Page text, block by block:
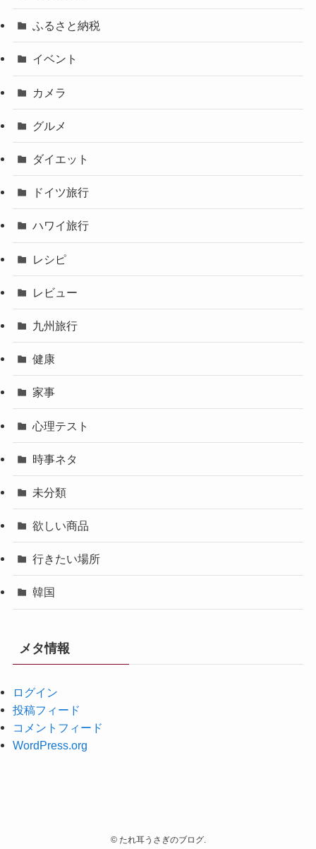
ふるさと納税
イベント
カメラ
グルメ
ダイエット
ドイツ旅行
ハワイ旅行
レシピ
レビュー
九州旅行
健康
家事
心理テスト
時事ネタ
未分類
欲しい商品
行きたい場所
韓国
メタ情報
ログイン
投稿フィード
コメントフィード
WordPress.org
©たれ耳うさぎのブログ.